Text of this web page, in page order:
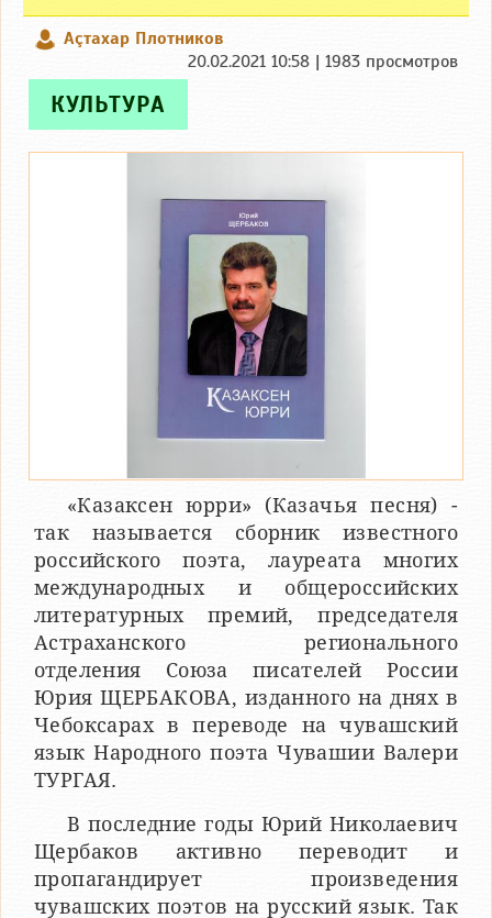
Аçтахар Плотников
20.02.2021 10:58 | 1983 просмотров
КУЛЬТУРА
«Казаксен юрри» (Казачья песня) -
так называется сборник известного
российского поэта, лауреата многих
международных и общероссийских
литературных премий, председателя
Астраханского регионального
отделения Союза писателей России
Юрия ЩЕРБАКОВА, изданного на днях в
Чебоксарах в переводе на чувашский
язык Народного поэта Чувашии Валери
ТУРГАЯ.
В последние годы Юрий Николаевич
Щербаков активно переводит и
пропагандирует произведения
чувашских поэтов на русский язык. Так